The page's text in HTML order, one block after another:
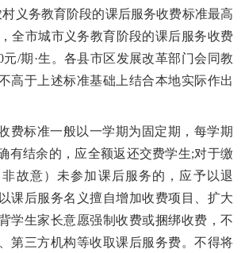
义务教育阶段的课后服务收费标准最高
全市城市义务教育阶段的课后服务收费
/期·生。各县市区发展改革部门会同教
高于上述标准基础上结合本地实际作出
费标准一般以一学期为固定期，每学期
有结余的，应全额返还交费学生;对于缴
故意）未参加课后服务的，应予以退
课后服务名义擅自增加收费项目、扩大
学生家长意愿强制收费或捆绑收费，不
第三方机构等收取课后服务费。不得将